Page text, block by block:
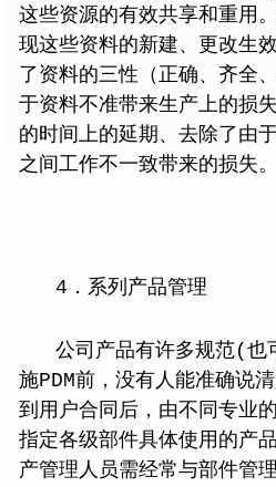
这些资源的有效共享和重用
现这些资料的新建、更改生
了资料的三性（正确、齐全
于资料不准带来生产上的损
的时间上的延期、去除了由
之间工作不一致带来的损失。
4．系列产品管理
公司产品有许多规范(也
施PDM前，没有人能准确说
到用户合同后，由不同专业
指定各级部件具体使用的产
产管理人员需经常与部件管